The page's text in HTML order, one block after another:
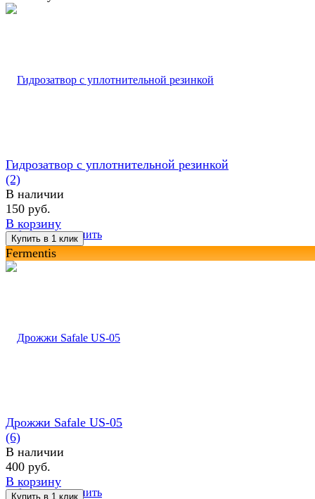
избранное сравнить
Гидрозатвор с уплотнительной резинкой
(2)
В наличии
150 руб.
В корзину
Fermentis
избранное сравнить
Дрожжи Safale US-05
(6)
В наличии
400 руб.
В корзину